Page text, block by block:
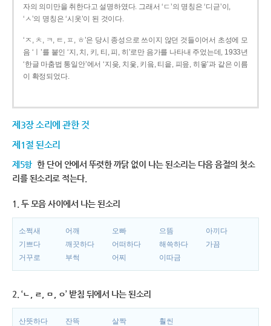
자의 의미만을 취한다고 설명하였다. 그래서 ‘ㄷ’의 명칭은 ‘디귿’이,
‘ㅅ’의 명칭은 ‘시옷’이 된 것이다.
‘ㅈ, ㅊ, ㅋ, ㅌ, ㅍ, ㅎ’은 당시 종성으로 쓰이지 않던 것들이어서 초성에 모
음 ‘ㅣ’를 붙인 ‘지, 치, 키, 티, 피, 히’로만 음가를 나타내 주었는데, 1933년
‘한글 마춤법 통일안’에서 ‘지읒, 치읓, 키읔, 티읕, 피읖, 히읗’과 같은 이름
이 확정되었다.
제3장 소리에 관한 것
제1절 된소리
제5항 한 단어 안에서 뚜렷한 까닭 없이 나는 된소리는 다음 음절의 첫소
리를 된소리로 적는다.
1. 두 모음 사이에서 나는 된소리
소쩍새 어깨 오빠 으뜸
아끼다
기쁘다
깨끗하다 어떠하다 해쓱하다
가끔
거꾸로
부썩 어찌 이따금
2. ‘ㄴ, ㄹ, ㅁ, ㅇ’ 받침 뒤에서 나는 된소리
산뜻하다 잔뜩 살짝
훨씬